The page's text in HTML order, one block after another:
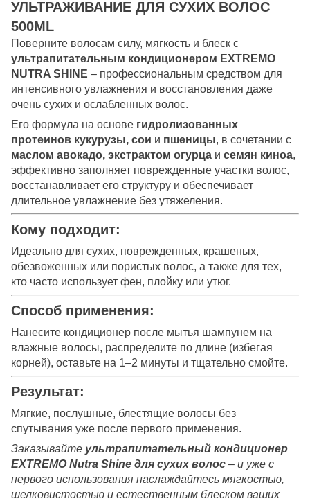
УЛЬТРАЖИВАНИЕ ДЛЯ СУХИХ ВОЛОС
500ML
Поверните волосам силу, мягкость и блеск с
ультрапитательным кондиционером EXTREMO
NUTRA SHINE – профессиональным средством для
интенсивного увлажнения и восстановления даже
очень сухих и ослабленных волос.
Его формула на основе гидролизованных
протеинов кукурузы, сои и пшеницы, в сочетании с
маслом авокадо, экстрактом огурца и семян киноа,
эффективно заполняет поврежденные участки волос,
восстанавливает его структуру и обеспечивает
длительное увлажнение без утяжеления.
Кому подходит:
Идеально для сухих, поврежденных, крашеных,
обезвоженных или пористых волос, а также для тех,
кто часто использует фен, плойку или утюг.
Способ применения:
Нанесите кондиционер после мытья шампунем на
влажные волосы, распределите по длине (избегая
корней), оставьте на 1–2 минуты и тщательно смойте.
Результат:
Мягкие, послушные, блестящие волосы без
спутывания уже после первого применения.
Заказывайте ультрапитательный кондиционер
EXTREMO Nutra Shine для сухих волос – и уже с
первого использования наслаждайтесь мягкостью,
шелковистостью и естественным блеском ваших